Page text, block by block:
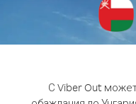
С Viber Out